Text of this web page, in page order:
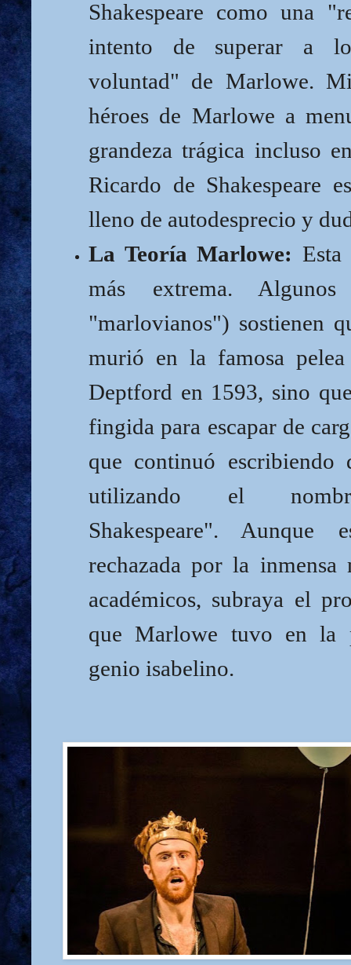
Shakespeare como una
intento de superar a
voluntad" de Marlowe.
héroes de Marlowe a
grandeza trágica incluso
Ricardo de Shakespeare
lleno de autodesprecio y
La Teoría Marlowe: Esta
más extrema.
"marlovianos") sostienen
murió en la famosa
Deptford en 1593, sino
fingida para escapar de
que continuó escribiendo
utilizando el
Shakespeare". Aunque
rechazada por la inmensa
académicos, subraya el
que Marlowe tuvo en la
genio isabelino.